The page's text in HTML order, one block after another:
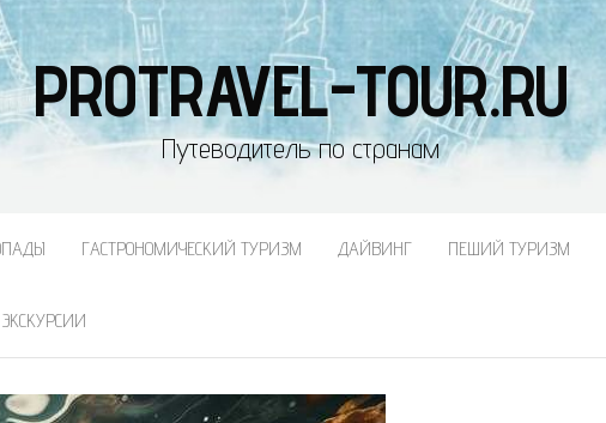
PROTRAVEL-TOUR.RU
Путеводитель по странам
ГАСТРОНОМИЧЕСКИЙ ТУРИЗМ ДАЙВИНГ ПЕШИЙ ТУРИЗМ
ЭКСКУРСИИ